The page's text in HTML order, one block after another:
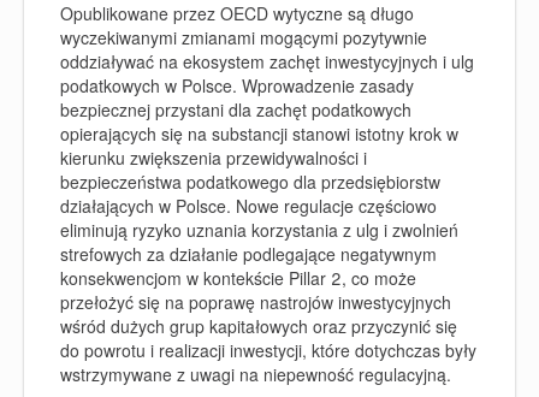
Opublikowane przez OECD wytyczne są długo
wyczekiwanymi zmianami mogącymi pozytywnie
oddziaływać na ekosystem zachęt inwestycyjnych i ulg
podatkowych w Polsce. Wprowadzenie zasady
bezpiecznej przystani dla zachęt podatkowych
opierających się na substancji stanowi istotny krok w
kierunku zwiększenia przewidywalności i
bezpieczeństwa podatkowego dla przedsiębiorstw
działających w Polsce. Nowe regulacje częściowo
eliminują ryzyko uznania korzystania z ulg i zwolnień
strefowych za działanie podlegające negatywnym
konsekwencjom w kontekście Pillar 2, co może
przełożyć się na poprawę nastrojów inwestycyjnych
wśród dużych grup kapitałowych oraz przyczynić się
do powrotu i realizacji inwestycji, które dotychczas były
wstrzymywane z uwagi na niepewność regulacyjną.